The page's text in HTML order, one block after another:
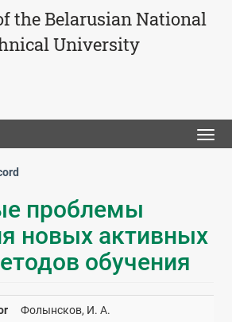
the Belarusian National
University
проблемы
новых активных
обучения
Фолынсков, И. А.